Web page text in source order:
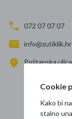
072 07 07 07
info@zutiklik.hr
Poštanska
Cookie
Kako bi
stalno